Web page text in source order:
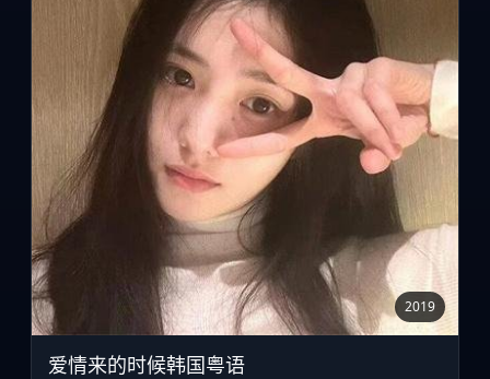
2019
爱情来的时候韩国粤语